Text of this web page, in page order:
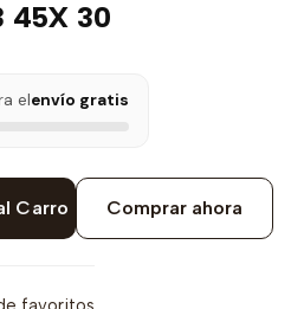
45X 30
elenvío gratis
Carro Comprar ahora